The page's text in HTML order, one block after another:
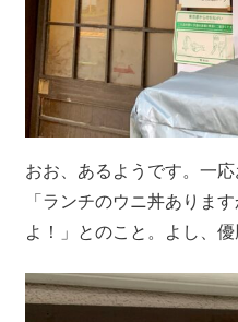
おお、あるようです。一
「ランチのウニ丼ありま
よ！」とのこと。よし、優